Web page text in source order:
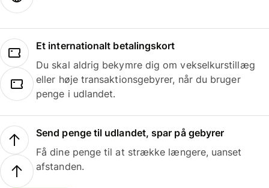
Et internationalt betalingskort
Du skal aldrig bekymre dig om vekselkurstillæg
eller høje transaktionsgebyrer, når du bruger
penge i udlandet.
Send penge til udlandet, spar på gebyrer
Få dine penge til at strække længere, uanset
afstanden.